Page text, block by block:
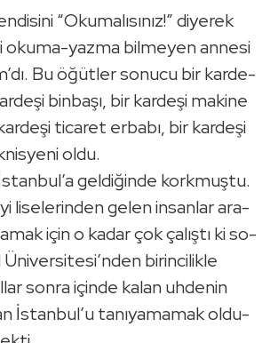
“Oku­ma­lı­sı­nız!” di­ye­rek
oku­ma-yaz­ma bil­me­yen an­ne­si
Bu öğüt­ler so­nu­cu bir kar­de­
bin­ba­şı, bir kar­de­şi ma­ki­ne
ti­ca­ret er­ba­bı, bir kar­de­şi
oldu.
gel­di­ğin­de kork­muş­tu.
li­se­le­rin­den gelen in­san­lar ara­
için o kadar çok ça­lış­tı ki so­
bi­rin­ci­lik­le
sonra için­de kalan uh­de­nin
İstan­bul’u ta­nı­ya­ma­mak ol­du­